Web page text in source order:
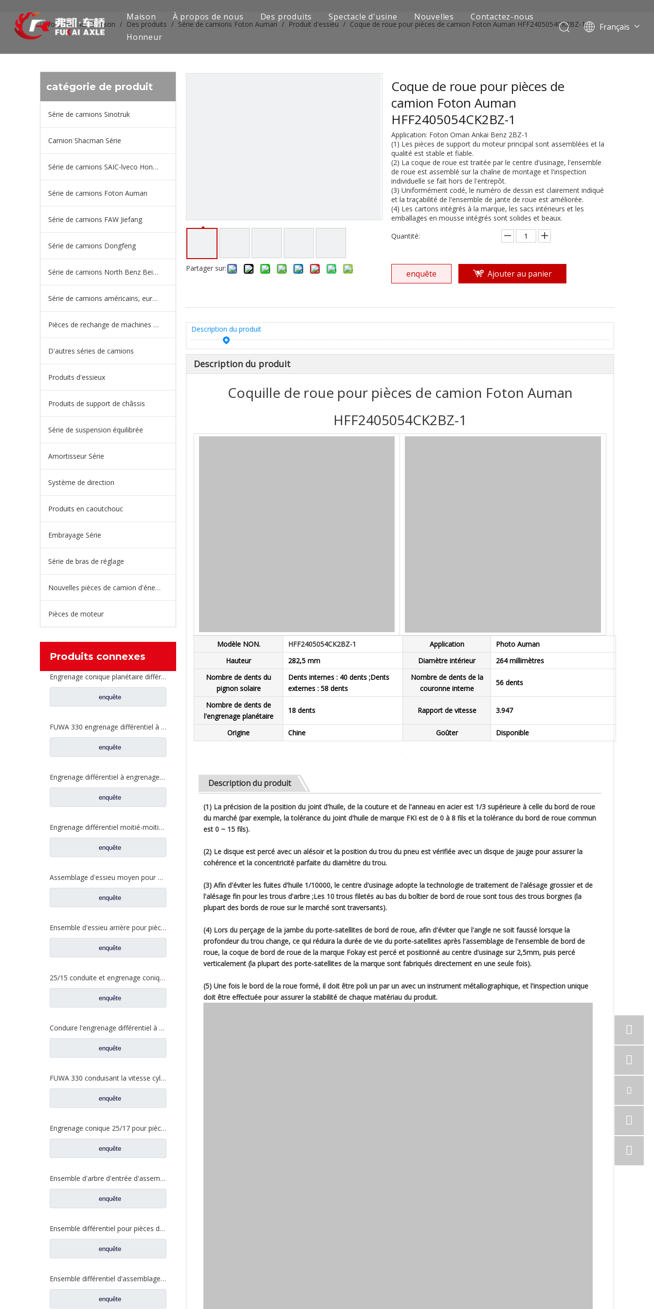
Maison À propos de nous Des produits
Série de camions SAIC-lveco Hongyan
Série de camions européens et japonais
Pièces de rechange de machines d'ingénierie de camion minier
Spectacle d'usine Nouvelles
Contactez-nous
Honneur
Français
Pусский
Vous êtes ici: Maison / Des produits / Série de camions Foton Auman / Produit d'essieu / Coque de roue pour pièces de camion Foton Auman HFF2405054CK2BZ-1
catégorie de produit
Série de camions Sinotruk
Camion Shacman Série
Série de camions SAIC-lveco Hongyan
Série de camions Foton Auman
Série de camions FAW Jiefang
Série de camions Dongfeng
Série de camions North Benz Beiben
Série de camions américains, européens et japonais
Pièces de rechange de machines d'ingénierie de camion minier
D'autres séries de camions
Produits d'essieux
Produits de support de châssis
Série de suspension équilibrée
Amortisseur Série
Système de direction
Produits en caoutchouc
Embrayage Série
Série de bras de réglage
Nouvelles pièces de camion d'énergie
Pièces de moteur
Produits connexes
Engrenage conique planétaire différentiel FUWA FUWA 330 pour pièces de rechange de camion Ford CF0041M0-9
enquête
FUWA 330 engrenage différentiel à demi-arbre arrière pour pièces de rechange de camion Ford CE0041A0-6
enquête
Engrenage différentiel à engrenage cylindrique entraîné par FUWA 330 pour pièces de rechange de camion Ford CD0044M0-0
enquête
Engrenage différentiel moitié-moitié pour pièces de rechange CE0042M0-9 de camion de Ford FUWA 330
enquête
Assemblage d'essieu moyen pour pièces de rechange de camion Sinotruk HOWO AH71131540128 AZ9231320745
enquête
Ensemble d'essieu arrière pour pièces de rechange AH71131550536 de camion de Sinotruk Steyr
enquête
25/15 conduite et engrenage conique entraîné pour pièces de camion à essieu Foton Qingte QT205D3-2402020 QT205D3-2402026
enquête
Conduire l'engrenage différentiel à engrenage cylindrique pour les pièces de rechange AZ9981320130 de camion d'essieu de Sinotruk HOWO AC16
enquête
FUWA 330 conduisant la vitesse cylindrique pour les pièces de rechange CD0043M0-9 de camion de Ford
enquête
Engrenage conique 25/17 pour pièce de rechange QT205D0-2402026 de camion d'essieu de Foton Qingte
enquête
Ensemble d'arbre d'entrée d'assemblage différentiel pour pièces de rechange de camion Sinotruk HOWO AC16 AZ9981320436
enquête
Ensemble différentiel pour pièces de rechange 81.35100.6593 de camion d'HOMME de Shacman Delong
enquête
Ensemble différentiel d'assemblage d'arbre d'entrée pour pièces de rechange de camion SAIC-Iveco Hongyan 5801271495
enquête
Partager sur:
Coque de roue pour pièces de
camion Foton Auman
HFF2405054CK2BZ-1
Application: Foton Oman Ankai Benz 2BZ-1
(1) Les pièces de support du moteur principal sont assemblées et la
qualité est stable et fiable.
(2) La coque de roue est traitée par le centre d'usinage, l'ensemble
de roue est assemblé sur la chaîne de montage et l'inspection
individuelle se fait hors de l'entrepôt.
(3) Uniformément codé, le numéro de dessin est clairement indiqué
et la traçabilité de l'ensemble de jante de roue est améliorée.
(4) Les cartons intégrés à la marque, les sacs intérieurs et les
emballages en mousse intégrés sont solides et beaux.
Quantité:
enquête Ajouter au panier
Description du produit
Description du produit
Coquille de roue pour pièces de camion Foton Auman
HFF2405054CK2BZ-1
Modèle NON. HFF2405054CK2BZ-1 Application
Photo Auman
Hauteur
282,5 mm Diamètre intérieur
264 millimètres
Nombre de dents du
pignon solaire
Dents internes : 40 dents ;Dents
externes : 58 dents
Nombre de dents de la
couronne interne
56 dents
Nombre de dents de
l'engrenage planétaire
18 dents Rapport de vitesse 3.947
Origine Chine Goûter Disponible
Description du produit
(1) La précision de la position du joint d'huile, de la couture et de l'anneau en acier est 1/3 supérieure à celle du bord de roue
du marché (par exemple, la tolérance du joint d'huile de marque FKI est de 0 à 8 fils et la tolérance du bord de roue commun
est 0 ~ 15 fils).
(2) Le disque est percé avec un alésoir et la position du trou du pneu est vérifiée avec un disque de jauge pour assurer la
cohérence et la concentricité parfaite du diamètre du trou.
(3) Afin d'éviter les fuites d'huile 1/10000, le centre d'usinage adopte la technologie de traitement de l'alésage grossier et de
l'alésage fin pour les trous d'arbre ;Les 10 trous filetés au bas du boîtier de bord de roue sont tous des trous borgnes (la
plupart des bords de roue sur le marché sont traversants).
(4) Lors du perçage de la jambe du porte-satellites de bord de roue, afin d'éviter que l'angle ne soit faussé lorsque la
profondeur du trou change, ce qui réduira la durée de vie du porte-satellites après l'assemblage de l'ensemble de bord de
roue, la coque de bord de roue de la marque Fokay est percé et positionné au centre d'usinage sur 2,5mm, puis percé
verticalement (la plupart des porte-satellites de la marque sont fabriqués directement en une seule fois).
(5) Une fois le bord de la roue formé, il doit être poli un par un avec un instrument métallographique, et l'inspection unique
doit être effectuée pour assurer la stabilité de chaque matériau du produit.